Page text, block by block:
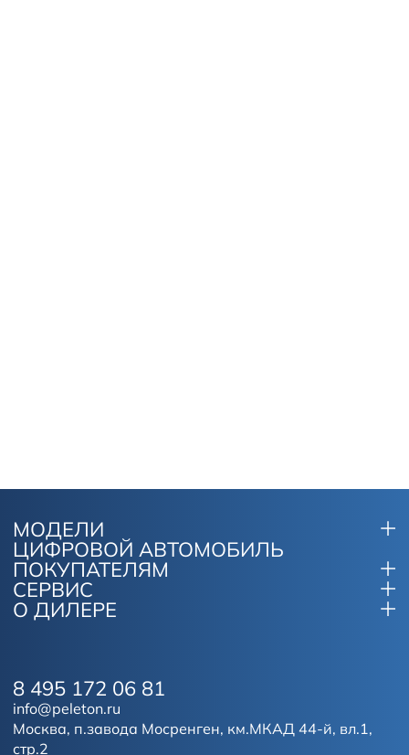
МОДЕЛИ
ЦИФРОВОЙ АВТОМОБИЛЬ
ПОКУПАТЕЛЯМ
СЕРВИС
О ДИЛЕРЕ
Москва, п.завода Мосренген, км.МКАД 44-й, вл.1,
стр.2
8 495 172 06 81
info@peleton.ru